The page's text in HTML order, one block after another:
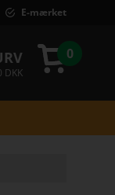
E-mærket
DKK
0